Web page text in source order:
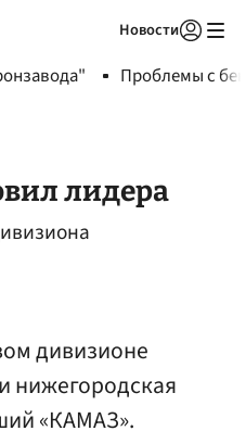
Новости
Проблемы с
лидера
дивизионе
нижегородская
«КАМАЗ».